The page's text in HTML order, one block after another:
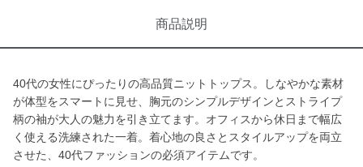
商品説明
40代の女性にぴったりの高品質ニットトップス。しなやかな素材
が体型をスマートに見せ、胸元のシンプルデザインとストライプ
柄の袖が大人の魅力を引き立てます。オフィスから休日まで幅広
く使える洗練された一着。着心地の良さとスタイルアップを両立
させた、40代ファッションの必須アイテムです。